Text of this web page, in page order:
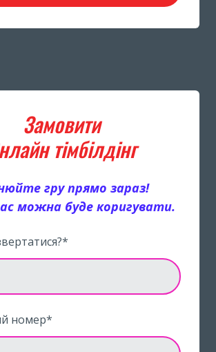
Замовити
тімбілдінг
гру прямо зараз!
можна буде коригувати.
*
номер*